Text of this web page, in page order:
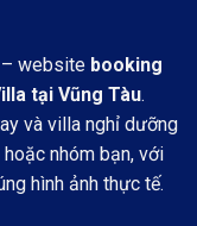
– website booking
tại Vũng Tàu.
và villa nghỉ dưỡng
nhóm bạn, với
hình ảnh thực tế.